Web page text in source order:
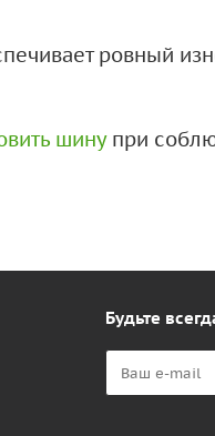
ровный
шинупри
Будьте